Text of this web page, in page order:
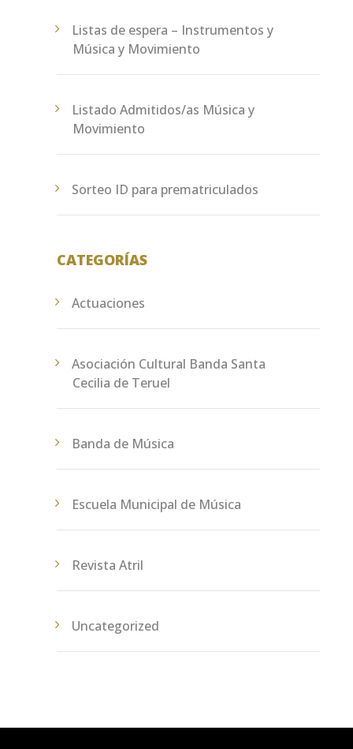
Listas de espera – Instrumentos y
Música y Movimiento
Listado Admitidos/as Música y
Movimiento
Sorteo ID para prematriculados
CATEGORÍAS
Actuaciones
Asociación Cultural Banda Santa
Cecilia de Teruel
Banda de Música
Escuela Municipal de Música
Revista Atril
Uncategorized